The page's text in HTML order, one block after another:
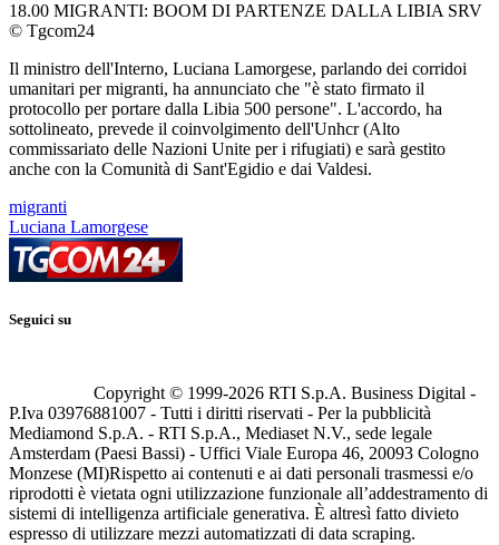
18.00 MIGRANTI: BOOM DI PARTENZE DALLA LIBIA SRV
© Tgcom24
Il ministro dell'Interno, Luciana Lamorgese, parlando dei corridoi
umanitari per migranti, ha annunciato che "è stato firmato il
protocollo per portare dalla Libia 500 persone". L'accordo, ha
sottolineato, prevede il coinvolgimento dell'Unhcr (Alto
commissariato delle Nazioni Unite per i rifugiati) e sarà gestito
anche con la Comunità di Sant'Egidio e dai Valdesi.
migranti
Luciana Lamorgese
Seguici su
Copyright © 1999-2026 RTI S.p.A. Business Digital -
P.Iva 03976881007 - Tutti i diritti riservati - Per la pubblicità
Mediamond S.p.A. - RTI S.p.A., Mediaset N.V., sede legale
Amsterdam (Paesi Bassi) - Uffici Viale Europa 46, 20093 Cologno
Monzese (MI)Rispetto ai contenuti e ai dati personali trasmessi e/o
riprodotti è vietata ogni utilizzazione funzionale all’addestramento di
sistemi di intelligenza artificiale generativa. È altresì fatto divieto
espresso di utilizzare mezzi automatizzati di data scraping.